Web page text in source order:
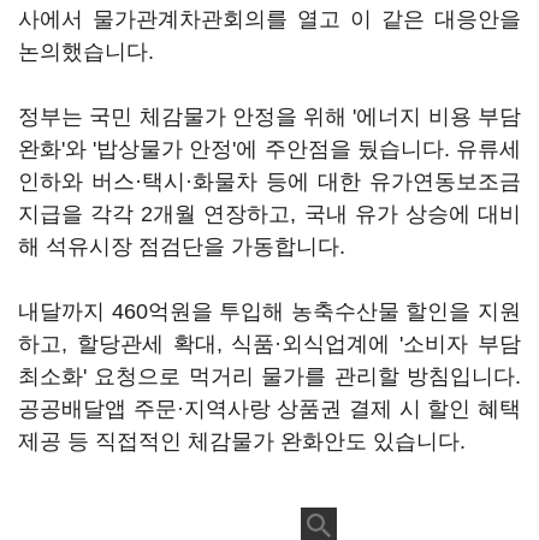
사에서 물가관계차관회의를 열고 이 같은 대응안을
논의했습니다.
정부는 국민 체감물가 안정을 위해 '에너지 비용 부담
완화'와 '밥상물가 안정'에 주안점을 뒀습니다. 유류세
인하와 버스·택시·화물차 등에 대한 유가연동보조금
지급을 각각 2개월 연장하고, 국내 유가 상승에 대비
해 석유시장 점검단을 가동합니다.
내달까지 460억원을 투입해 농축수산물 할인을 지원
하고, 할당관세 확대, 식품·외식업계에 '소비자 부담
최소화' 요청으로 먹거리 물가를 관리할 방침입니다.
공공배달앱 주문·지역사랑 상품권 결제 시 할인 혜택
제공 등 직접적인 체감물가 완화안도 있습니다.